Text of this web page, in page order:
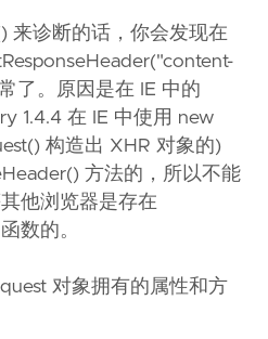
来诊断的话，你会发现在
了。原因是在 IE 中的
1.4.4 在 IE 中使用 new
构造出 XHR 对象的)
方法的，所以不能
他浏览器是存在
数的。
对象拥有的属性和方